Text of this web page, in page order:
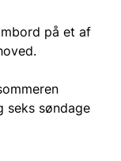
på et af
seks søndage